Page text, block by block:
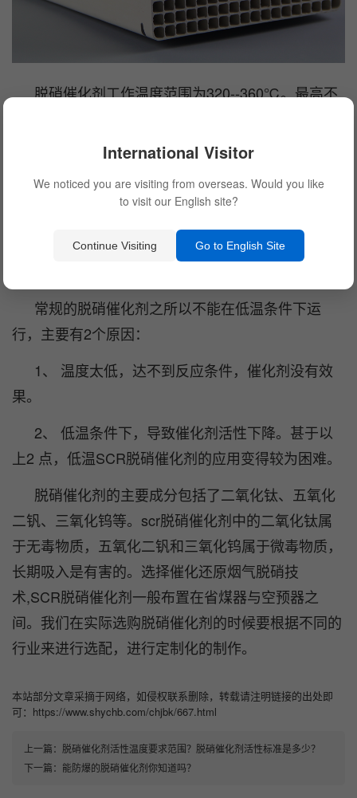
脱硝催化剂工作温度范围为320--360℃。最高不
技术的核心即脱硝催化剂。目前，工业所用催化剂主
须在一定的温度条件下才可以稳定运行。电厂常用温
应；而温度太高，则容易导致其烧结，活性降低甚至
常规的脱硝催化剂之所以不能在低温条件下运
行，主要有2个原因：
1、 温度太低，达不到反应条件，催化剂没有效
果。
2、 低温条件下，导致催化剂活性下降。甚于以
上2 点，低温SCR脱硝催化剂的应用变得较为困难。
脱硝催化剂的主要成分包括了二氧化钛、五氧化
二钒、三氧化钨等。scr脱硝催化剂中的二氧化钛属
于无毒物质，五氧化二钒和三氧化钨属于微毒物质，
长期吸入是有害的。选择催化还原烟气脱硝技
术,SCR脱硝催化剂一般布置在省煤器与空预器之
间。我们在实际选购脱硝催化剂的时候要根据不同的
行业来进行选配，进行定制化的制作。
本站部分文章采摘于网络，如侵权联系删除，转载请注明链接的出处即
可：https://www.shychb.com/chjbk/667.html
上一篇： 脱硝催化剂活性温度要求范围？脱硝催化剂活性标准是多少？
下一篇： 能防爆的脱硝催化剂你知道吗？
International Visitor
We noticed you are visiting from overseas. Would you like
to visit our English site?
Continue Visiting Go to English Site